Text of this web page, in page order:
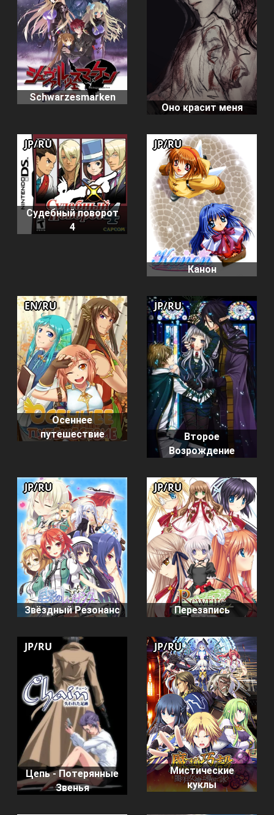
Schwarzesmarken
Оно красит меня
Судебный поворот
4
JP/RU
Канон
JP/RU
Осеннее
путешествие
EN/RU
Второе
Возрождение
JP/RU
Звёздный Резонанс
JP/RU
Перезапись
JP/RU
Цепь - Потерянные
Звенья
JP/RU
Мистические
куклы
JP/RU